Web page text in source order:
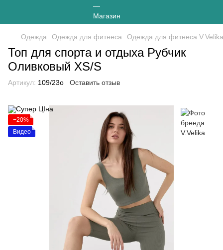
Одежда Одежда для фитнеса Одежда для фитнеса V.Velika
Топ для спорта и отдыха Рубчик
Оливковый XS/S
Артикул: 109/23о Оставить отзыв
−20%
Видео